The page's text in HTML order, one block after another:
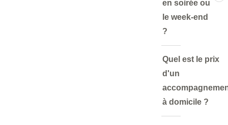
en soirée ou
le week-end
?
Quel est le prix
d'un
à domicile ?